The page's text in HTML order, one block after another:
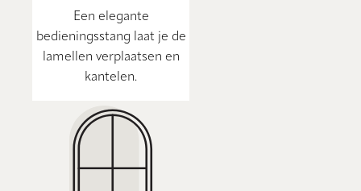
Een elegante
bedieningsstang laat je de
lamellen verplaatsen en
kantelen.